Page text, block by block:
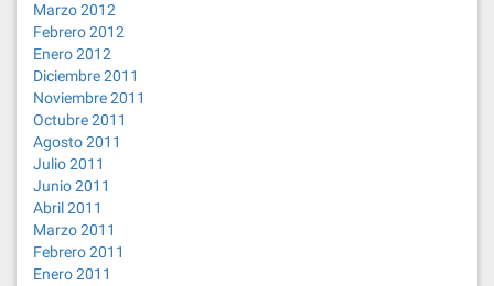
Marzo 2012
Febrero 2012
Enero 2012
Diciembre 2011
Noviembre 2011
Octubre 2011
Agosto 2011
Julio 2011
Junio 2011
Abril 2011
Marzo 2011
Febrero 2011
Enero 2011